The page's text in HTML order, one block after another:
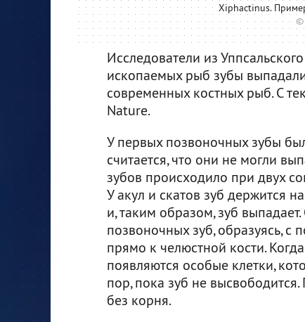
Xiphactinus.
©
Исследователи из
ископаемых рыб зубы
современных костных рыб. С
Nature.
У первых позвоночных зубы
считается, что они не могли
зубов происходило при двух
У акул и скатов зуб держится
и, таким образом, зуб
позвоночных зуб, образуясь,
прямо к челюстной кости.
появляются особые клетки,
пор, пока зуб не
без корня.